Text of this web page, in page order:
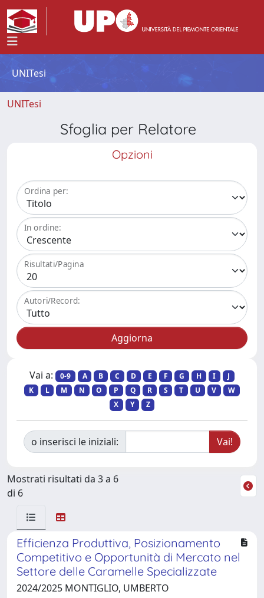
UNITesi
UNITesi
Sfoglia per Relatore
Opzioni
Ordina per:
In ordine:
Risultati/Pagina
Autori/Record:
Vai a: 0-9 A B C D E F G H I
J
K
L M N O P Q R S T U V
W
X
Y Z
o inserisci le iniziali:
Mostrati risultati da 3 a 6
di 6
Efficienza Produttiva, Posizionamento
Competitivo e Opportunità di Mercato nel
Settore delle Caramelle Specializzate
2024/2025 MONTIGLIO, UMBERTO